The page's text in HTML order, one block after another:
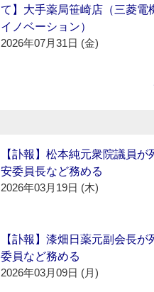
て】大手薬局笹崎店（三菱電
イノベーション）
2026年07月31日 (金)
【訃報】松本純元衆院議員が
安委員長など務める
2026年03月19日 (木)
【訃報】漆畑日薬元副会長が
委員など務める
2026年03月09日 (月)